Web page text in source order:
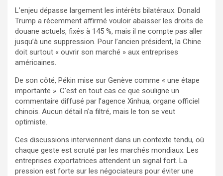
L’enjeu dépasse largement les intérêts bilatéraux. Donald
Trump a récemment affirmé vouloir abaisser les droits de
douane actuels, fixés à 145 %, mais il ne compte pas aller
jusqu’à une suppression. Pour l’ancien président, la Chine
doit surtout « ouvrir son marché » aux entreprises
américaines.
De son côté, Pékin mise sur Genève comme « une étape
importante ». C’est en tout cas ce que souligne un
commentaire diffusé par l’agence Xinhua, organe officiel
chinois. Aucun détail n’a filtré, mais le ton se veut
optimiste.
Ces discussions interviennent dans un contexte tendu, où
chaque geste est scruté par les marchés mondiaux. Les
entreprises exportatrices attendent un signal fort. La
pression est forte sur les négociateurs pour éviter une